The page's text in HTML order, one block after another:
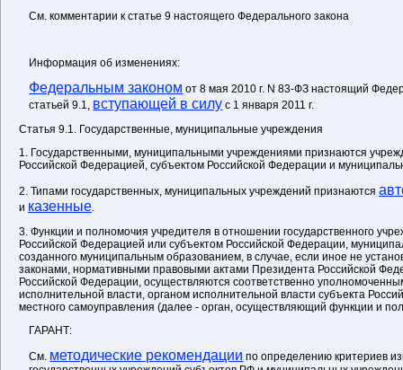
См. комментарии к статье 9 настоящего Федерального закона
Информация об изменениях:
Федеральным законом от 8 мая 2010 г. N 83-ФЗ настоящий
статьей 9.1, вступающей в силу с 1 января 2011 г.
Статья 9.1. Государственные, муниципальные учреждения
1. Государственными, муниципальными учреждениями признаются
Российской Федерацией, субъектом Российской Федерации и
2. Типами государственных, муниципальных учреждений признаются
и казенные.
3. Функции и полномочия учредителя в отношении государственного
Российской Федерацией или субъектом Российской Федерации,
созданного муниципальным образованием, в случае, если иное не
законами, нормативными правовыми актами Президента Российской
Российской Федерации, осуществляются соответственно
исполнительной власти, органом исполнительной власти субъекта
местного самоуправления (далее - орган, осуществляющий функции и
ГАРАНТ:
См. методические рекомендации по определению критериев